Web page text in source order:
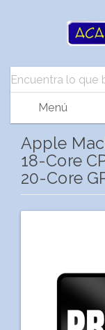
Menú
Apple
18-Core
20-Core